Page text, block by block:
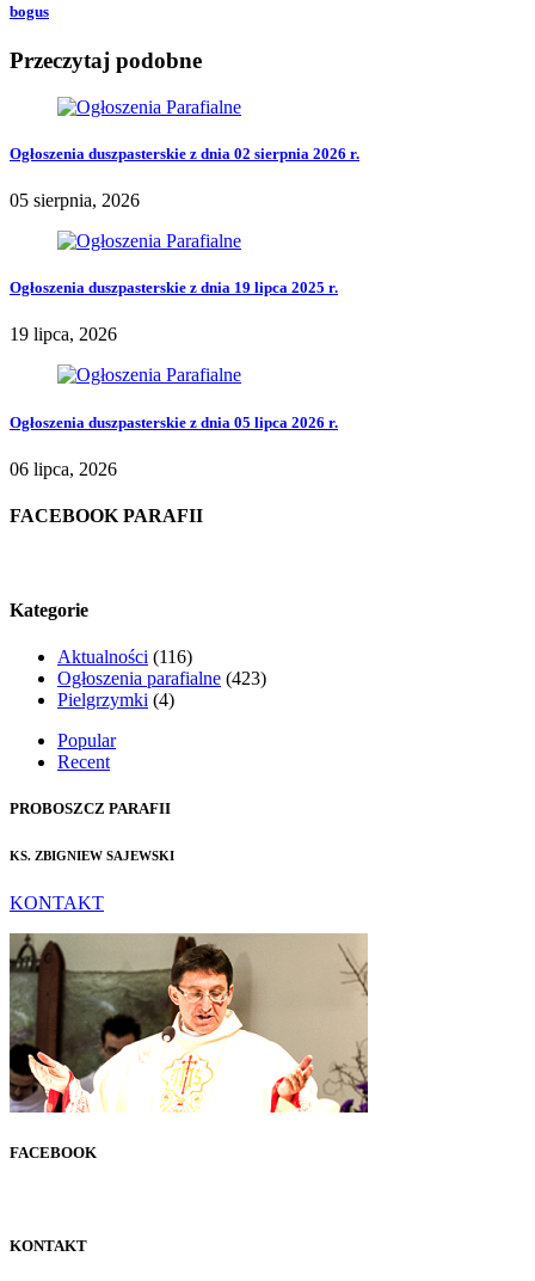
bogus
Przeczytaj podobne
Ogłoszenia duszpasterskie z dnia 02 sierpnia 2026 r.
05 sierpnia, 2026
Ogłoszenia duszpasterskie z dnia 19 lipca 2025 r.
19 lipca, 2026
Ogłoszenia duszpasterskie z dnia 05 lipca 2026 r.
06 lipca, 2026
FACEBOOK PARAFII
Kategorie
Aktualności (116)
Ogłoszenia parafialne (423)
Pielgrzymki (4)
Popular
Recent
PROBOSZCZ PARAFII
KS. ZBIGNIEW SAJEWSKI
KONTAKT
FACEBOOK
KONTAKT